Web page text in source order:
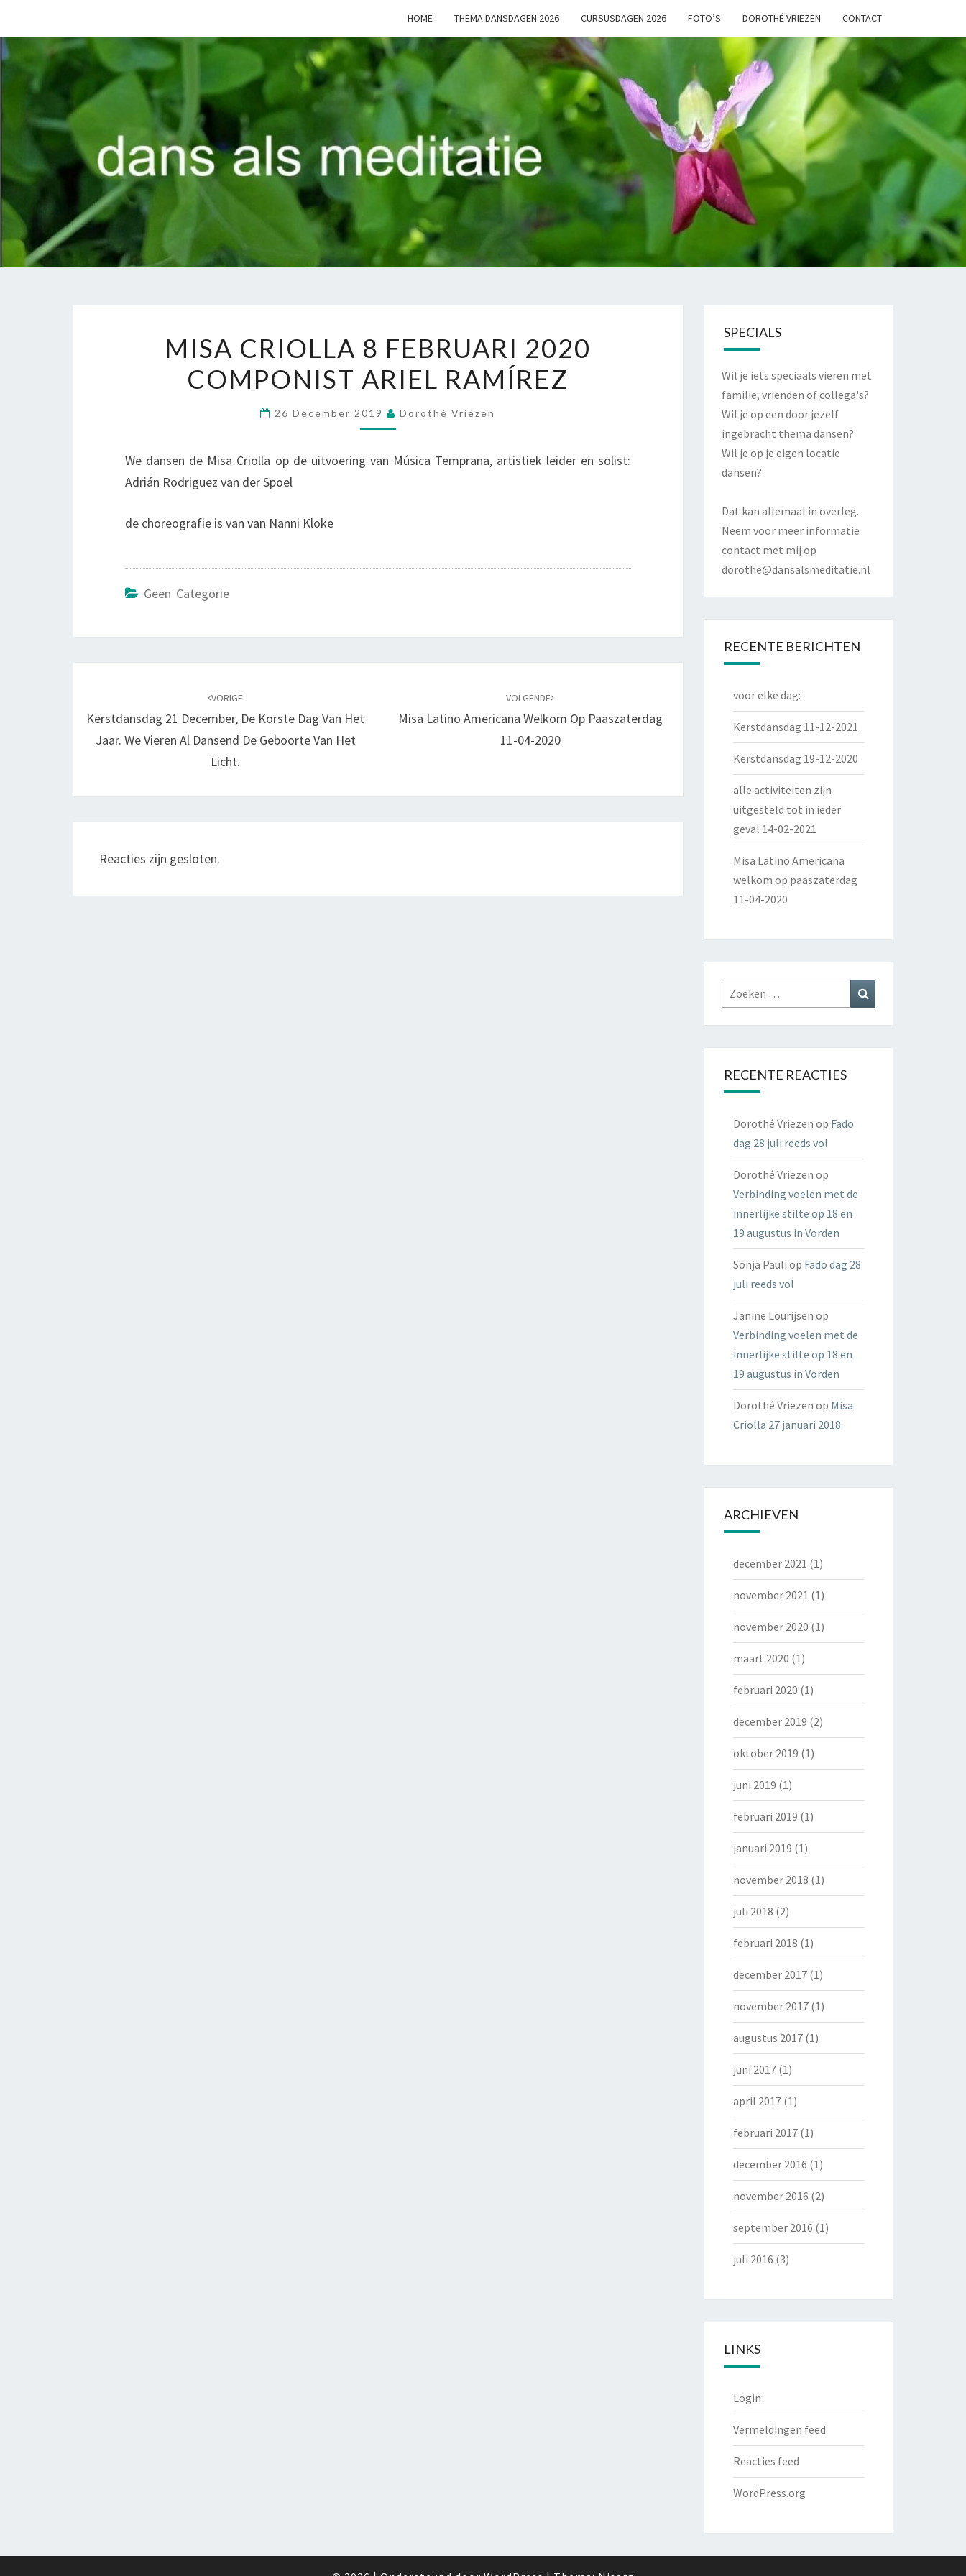
HOME THEMA DANSDAGEN 2026 CURSUSDAGEN 2026 FOTO’S DOROTHÉ VRIEZEN CONTACT
Al
Dansend
CRIOLLA
8
FEBRUARI
2020
ARIEL
MISA CRIOLLA 8 FEBRUARI 2020
COMPONIST ARIEL RAMÍREZ
26 December 2019 Dorothé Vriezen
We dansen de Misa Criolla op de uitvoering van Música Temprana, artistiek leider en solist:
Adrián Rodriguez van der Spoel
de choreografie is van van Nanni Kloke
Geen Categorie
VORIGE
Kerstdansdag 21 December, De Korste Dag Van Het
Jaar. We Vieren Al Dansend De Geboorte Van Het
Licht.
VOLGENDE
Misa Latino Americana Welkom Op Paaszaterdag
11-04-2020
Reacties zijn gesloten.
SPECIALS
Wil je iets speciaals vieren met
familie, vrienden of collega's?
Wil je op een door jezelf
ingebracht thema dansen?
Wil je op je eigen locatie
dansen?
Dat kan allemaal in overleg.
Neem voor meer informatie
contact met mij op
dorothe@dansalsmeditatie.nl
RECENTE BERICHTEN
voor elke dag:
Kerstdansdag 11-12-2021
Kerstdansdag 19-12-2020
alle activiteiten zijn
uitgesteld tot in ieder
geval 14-02-2021
Misa Latino Americana
welkom op paaszaterdag
11-04-2020
Zoeken
naar:
RECENTE REACTIES
Dorothé Vriezen op Fado
dag 28 juli reeds vol
Dorothé Vriezen op
Verbinding voelen met de
innerlijke stilte op 18 en
19 augustus in Vorden
Sonja Pauli op Fado dag 28
juli reeds vol
Janine Lourijsen op
Verbinding voelen met de
innerlijke stilte op 18 en
19 augustus in Vorden
Dorothé Vriezen op Misa
Criolla 27 januari 2018
ARCHIEVEN
december 2021 (1)
november 2021 (1)
november 2020 (1)
maart 2020 (1)
februari 2020 (1)
december 2019 (2)
oktober 2019 (1)
juni 2019 (1)
februari 2019 (1)
januari 2019 (1)
november 2018 (1)
juli 2018 (2)
februari 2018 (1)
december 2017(1)
november 2017(1)
augustus 2017(1)
juni 2017(1)
april 2017(1)
februari 2017(1)
december 2016 (1)
november 2016 (2)
september 2016 (1)
juli 2016 (3)
LINKS
Login
Vermeldingen feed
Reacties feed
WordPress.org